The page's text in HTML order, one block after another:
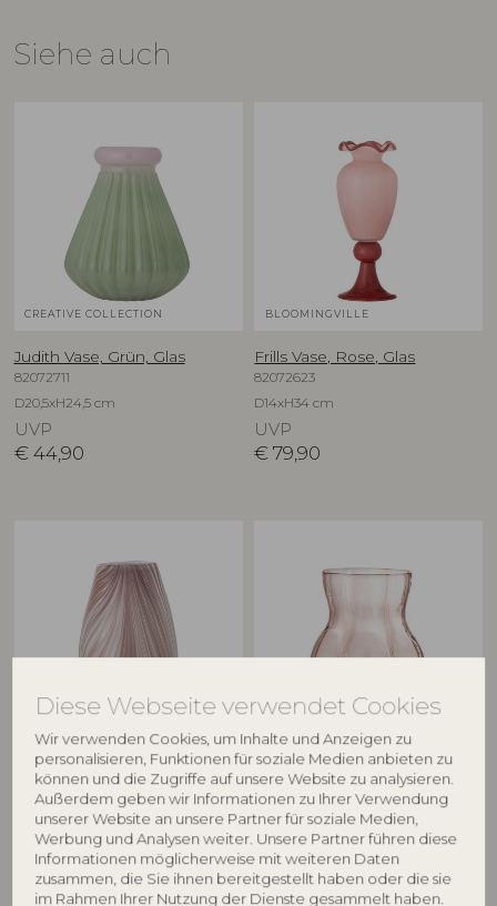
Diese Webseite verwendet Cookies
Wir verwenden Cookies, um Inhalte und Anzeigen zu
personalisieren, Funktionen für soziale Medien anbieten zu
können und die Zugriffe auf unsere Website zu analysieren.
Außerdem geben wir Informationen zu Ihrer Verwendung
unserer Website an unsere Partner für soziale Medien,
Werbung und Analysen weiter. Unsere Partner führen diese
Informationen möglicherweise mit weiteren Daten
zusammen, die Sie ihnen bereitgestellt haben oder die sie
im Rahmen Ihrer Nutzung der Dienste gesammelt haben.
Siehe auch
CREATIVE COLLECTION
Judith Vase, Grün, Glas
82072711
D20,5xH24,5 cm
UVP
€ 44,90
BLOOMINGVILLE
Frills Vase, Rose, Glas
82072623
D14xH34 cm
UVP
€ 79,90
BLOOMINGVILLE
Ennis Vase, Rose, Glas
82061725
D14,5xH22,5 cm
UVP
57,90
CREATIVE COLLECTION
Tava Vase, Rose, Glas
82061682
D18xH20 cm
UVP
€ 47,90